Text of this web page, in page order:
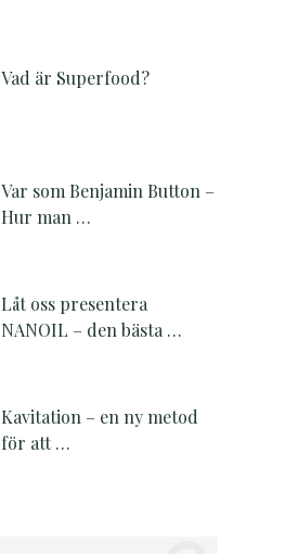
Vad är Superfood?
Var som Benjamin Button –
Hur man …
Låt oss presentera
NANOIL – den bästa …
Kavitation – en ny metod
för att …